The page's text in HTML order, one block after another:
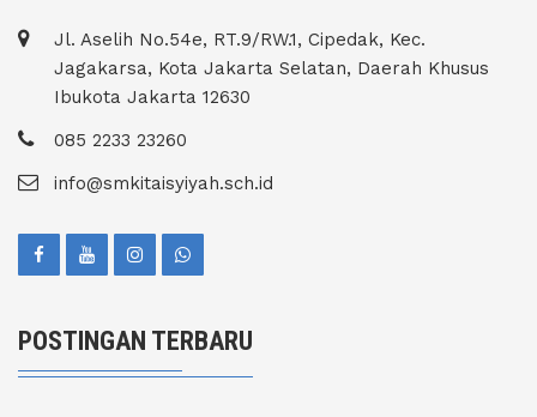
Jl. Aselih No.54e, RT.9/RW.1, Cipedak, Kec.
Jagakarsa, Kota Jakarta Selatan, Daerah Khusus
Ibukota Jakarta 12630
085 2233 23260
info@smkitaisyiyah.sch.id
POSTINGAN TERBARU